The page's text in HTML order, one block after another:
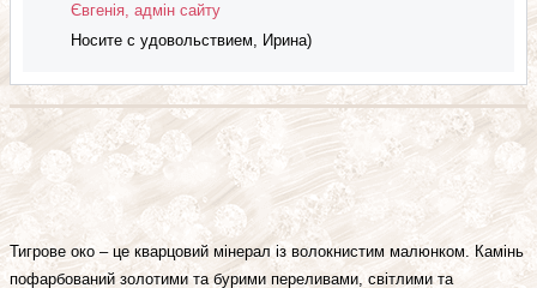
Тигрове око – це кварцовий мінерал із волокнистим малюнком. Камінь
пофарбований золотими та бурими переливами, світлими та
Євгенія, адмін сайту
Носите с удовольствием, Ирина)